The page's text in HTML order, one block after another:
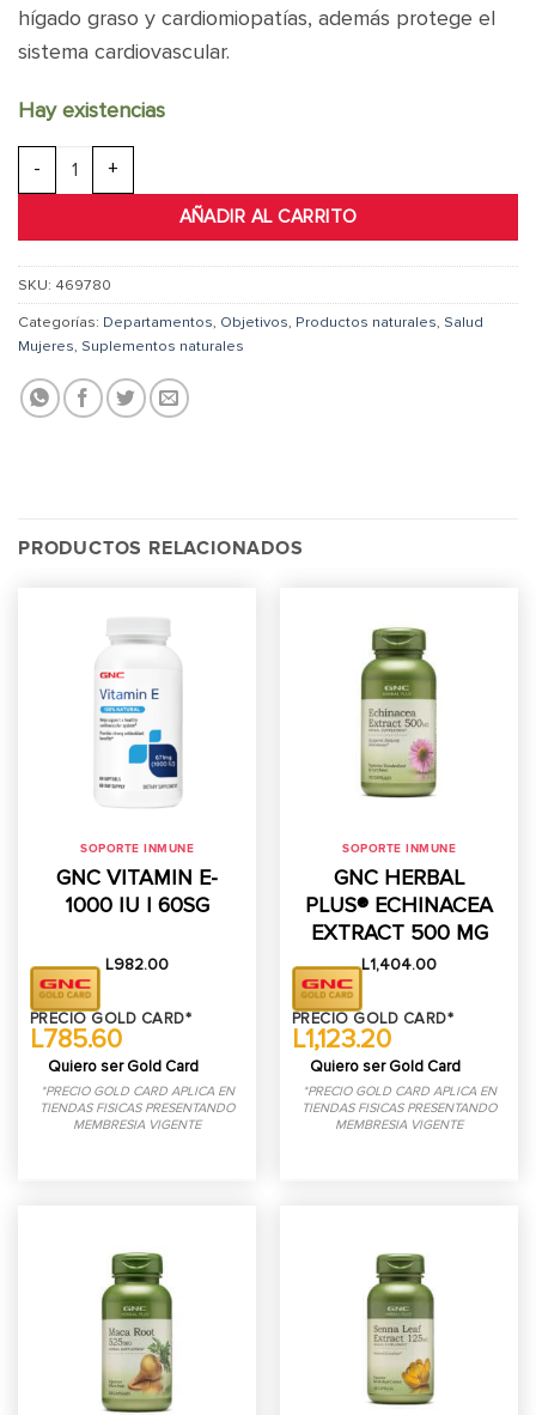
hígado graso y cardiomiopatías, además protege el
sistema cardiovascular.
Hay existencias
RESVITALE RESVERATROL 500MG cantidad
AÑADIR AL CARRITO
SKU: 469780
Categorías: Departamentos, Objetivos, Productos naturales, Salud
Mujeres, Suplementos naturales
PRODUCTOS RELACIONADOS
SOPORTE INMUNE
GNC VITAMIN E-
1000 IU | 60SG
L982.00
PRECIO GOLD CARD*
L785.60
Quiero ser Gold Card
*PRECIO GOLD CARD APLICA EN
TIENDAS FISICAS PRESENTANDO
MEMBRESIA VIGENTE
SOPORTE INMUNE
GNC HERBAL
PLUS® ECHINACEA
EXTRACT 500 MG
L1,404.00
PRECIO GOLD CARD*
L1,123.20
Quiero ser Gold Card
*PRECIO GOLD CARD APLICA EN
TIENDAS FISICAS PRESENTANDO
MEMBRESIA VIGENTE